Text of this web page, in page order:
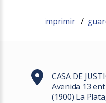
imprimir /
CASA DE
Avenida 13
(1900) La